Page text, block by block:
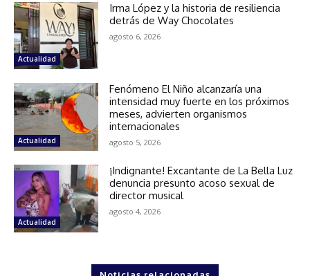
Actualidad
Irma López y la historia de resiliencia
detrás de Way Chocolates
agosto 6, 2026
Actualidad
Fenómeno El Niño alcanzaría una
intensidad muy fuerte en los próximos
meses, advierten organismos
internacionales
agosto 5, 2026
Actualidad
¡Indignante! Excantante de La Bella Luz
denuncia presunto acoso sexual de
director musical
agosto 4, 2026